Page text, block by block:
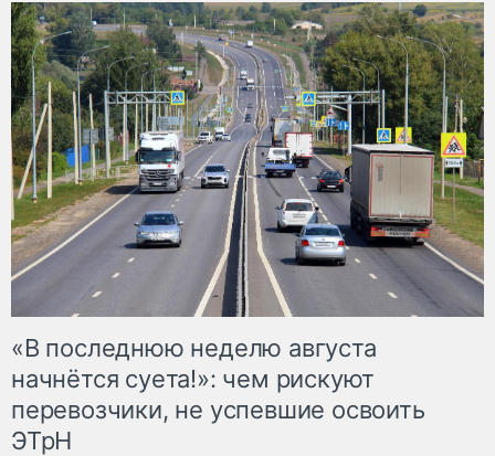
«В последнюю неделю августа
начнётся суета!»: чем рискуют
перевозчики, не успевшие освоить
ЭТрН